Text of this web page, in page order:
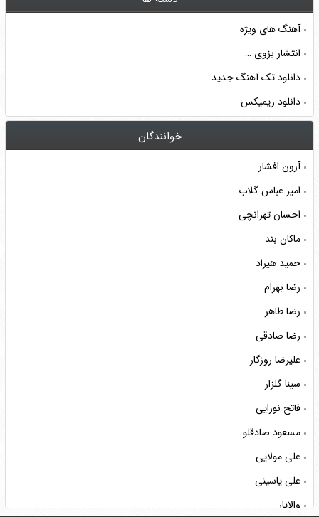
آهنگ های ویژه
انتشار بزوی …
دانلود تک آهنگ جدید
دانلود ریمیکس
خوانندگان
آرون افشار
امیر عباس گلاب
احسان تهرانچی
ماکان بند
حمید هیراد
رضا بهرام
رضا طاهر
رضا صادقی
علیرضا روزگار
سینا گلزار
فاتح نورایی
مسعود صادقلو
علی مولایی
علی یاسینی
والایار